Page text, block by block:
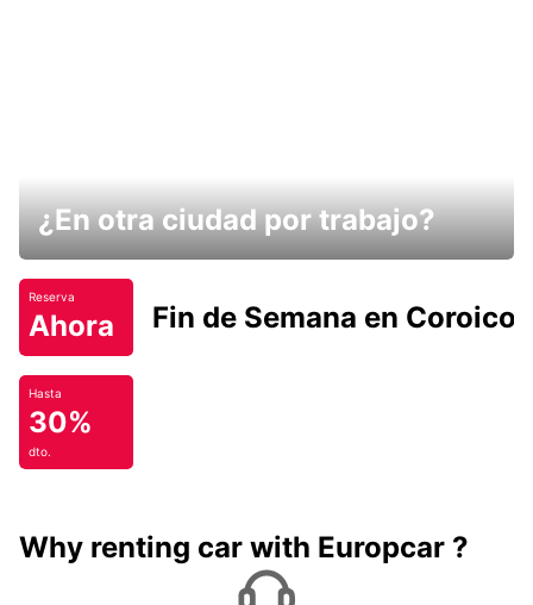
¿En otra ciudad por trabajo?
Reserva
Ahora Fin de Semana en Coroico.
Hasta
30%
dto.
Why renting car with Europcar ?